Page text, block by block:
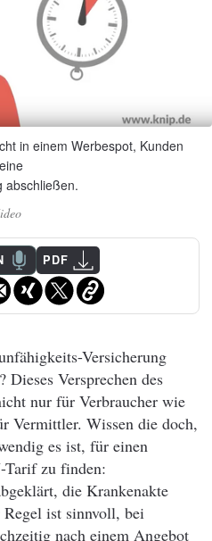
in einem Werbespot, Kunden
abschließen.
PDF
Versicherung
Dieses Versprechen des
nur für Verbraucher wie
Vermittler. Wissen die doch,
es ist, für einen
Tarif zu finden:
die Krankenakte
ist sinnvoll, bei
nach einem Angebot